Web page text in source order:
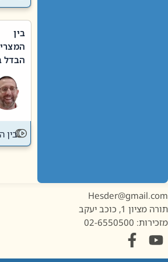
בין
הבדל
חדשה
לישנה
בין
1, כוכב יעקב
02-6550500